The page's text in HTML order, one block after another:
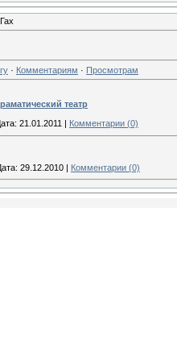
· Комментариям · Просмотрам
театр
21.01.2011 Комментарии (0)
29.12.2010 | Комментарии (0)